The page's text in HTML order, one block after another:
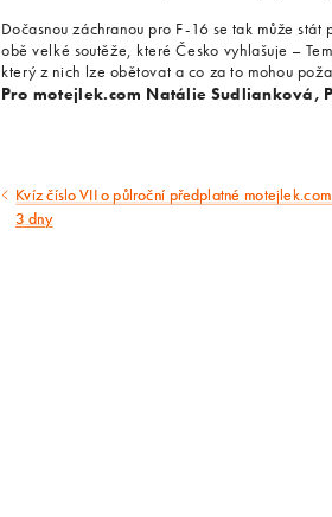
Dočasnou záchranou pro F-16 se tak může
obě velké soutěže, které Česko vyhlašuje –
který z nich lze obětovat a co za to mohou
Pro motejlek.com Natálie Sudlianková,
Předcházející
Kvíz číslo VII o půlroční předplatné
3 dny